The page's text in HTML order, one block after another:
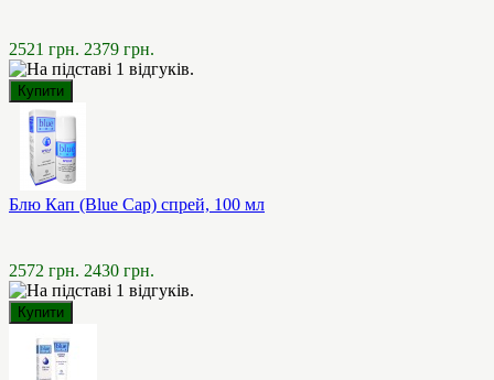
2521 грн. 2379 грн.
Блю Кап (Blue Cap) спрей, 100 мл
2572 грн. 2430 грн.